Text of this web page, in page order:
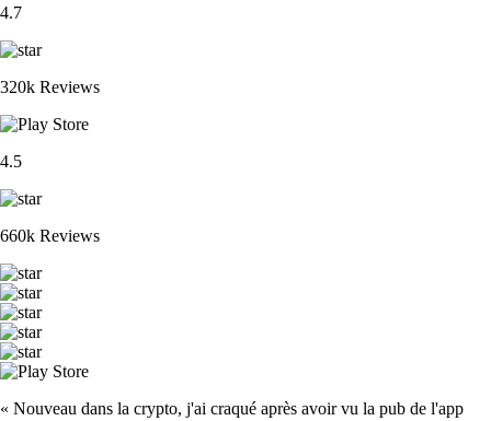
4.7
320k Reviews
4.5
660k Reviews
« Nouveau dans la crypto, j'ai craqué après avoir vu la pub de l'app